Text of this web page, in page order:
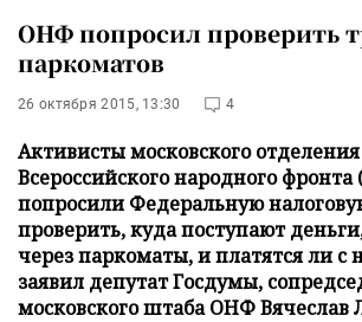
ОНФ попросил проверить
паркоматов
26 октября 2015, 13:30 4
Активисты московского отделения
Всероссийского народного
попросили Федеральную
проверить, куда поступают
через паркоматы, и платятся ли с
заявил депутат Госдумы,
московского штаба ОНФ Вячеслав